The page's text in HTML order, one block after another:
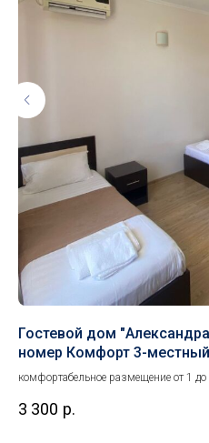
Гостевой дом
номер Комфорт 3-местный
комфортабельное размещение от 1 до
3 300 р.